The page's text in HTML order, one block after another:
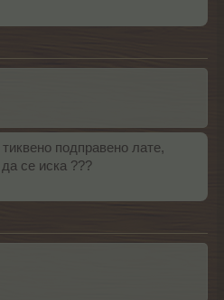
подправено лате,
се иска ???